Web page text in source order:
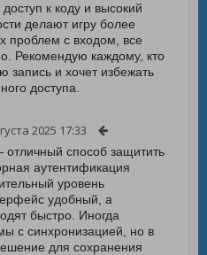
к коду и высокий
делают игру более
проблем с входом, все
Рекомендую каждому, кто
запись и хочет избежать
доступа.
2025 17:33
способ защитить
аутентификация
уровень
удобный, а
быстро. Иногда
с синхронизацией, но в
для сохранения